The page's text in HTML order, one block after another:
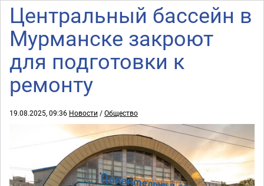
Центральный бассейн в
Мурманске закроют
для подготовки к
ремонту
19.08.2025, 09:36 Новости /Общество